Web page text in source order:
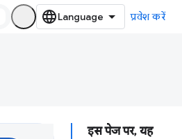
प्रवेश करें
इस पेज पर, यह